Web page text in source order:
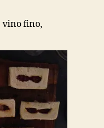
vino fino,